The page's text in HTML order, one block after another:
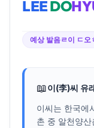
LEEDO
예상 발음ㄹ이 ㄷ오
📖이(李)씨 유
이씨는 한국에
촌 중 알천양